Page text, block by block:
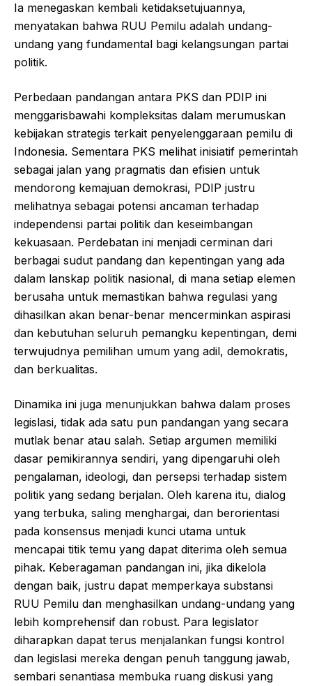
Ia menegaskan kembali ketidaksetujuannya,
menyatakan bahwa RUU Pemilu adalah undang-
undang yang fundamental bagi kelangsungan partai
politik.
Perbedaan pandangan antara PKS dan PDIP ini
menggarisbawahi kompleksitas dalam merumuskan
kebijakan strategis terkait penyelenggaraan pemilu di
Indonesia. Sementara PKS melihat inisiatif pemerintah
sebagai jalan yang pragmatis dan efisien untuk
mendorong kemajuan demokrasi, PDIP justru
melihatnya sebagai potensi ancaman terhadap
independensi partai politik dan keseimbangan
kekuasaan. Perdebatan ini menjadi cerminan dari
berbagai sudut pandang dan kepentingan yang ada
dalam lanskap politik nasional, di mana setiap elemen
berusaha untuk memastikan bahwa regulasi yang
dihasilkan akan benar-benar mencerminkan aspirasi
dan kebutuhan seluruh pemangku kepentingan, demi
terwujudnya pemilihan umum yang adil, demokratis,
dan berkualitas.
Dinamika ini juga menunjukkan bahwa dalam proses
legislasi, tidak ada satu pun pandangan yang secara
mutlak benar atau salah. Setiap argumen memiliki
dasar pemikirannya sendiri, yang dipengaruhi oleh
pengalaman, ideologi, dan persepsi terhadap sistem
politik yang sedang berjalan. Oleh karena itu, dialog
yang terbuka, saling menghargai, dan berorientasi
pada konsensus menjadi kunci utama untuk
mencapai titik temu yang dapat diterima oleh semua
pihak. Keberagaman pandangan ini, jika dikelola
dengan baik, justru dapat memperkaya substansi
RUU Pemilu dan menghasilkan undang-undang yang
lebih komprehensif dan robust. Para legislator
diharapkan dapat terus menjalankan fungsi kontrol
dan legislasi mereka dengan penuh tanggung jawab,
sembari senantiasa membuka ruang diskusi yang